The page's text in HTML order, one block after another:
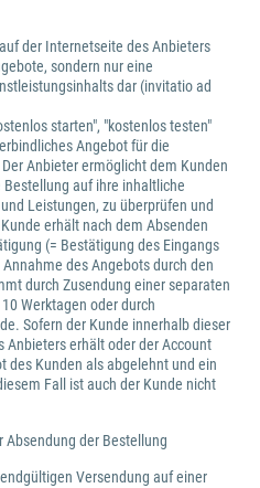
der Internetseite des Anbieters
sondern nur eine
dar (invitatio ad
starten", "kostenlos testen"
Angebot für die
Anbieter ermöglicht dem Kunden
auf ihre inhaltliche
Leistungen, zu überprüfen und
erhält nach dem Absenden
(= Bestätigung des Eingangs
des Angebots durch den
durch Zusendung einer separaten
Werktagen oder durch
Sofern der Kunde innerhalb dieser
Anbieters erhält oder der Account
des Kunden als abgelehnt und ein
Fall ist auch der Kunde nicht
Absendung der Bestellung
Versendung auf einer